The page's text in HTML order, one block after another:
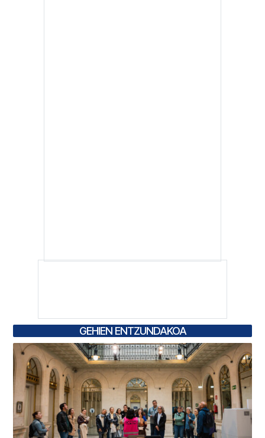
GEHIEN ENTZUNDAKOA